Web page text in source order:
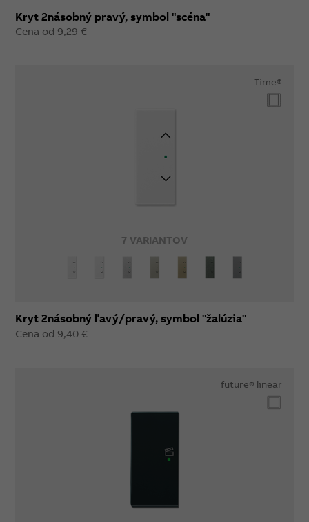
Kryt 2násobný pravý, symbol "scéna"
Cena od 9,29 €
7 VARIANTOV
Time®
Kryt 2násobný ľavý/pravý, symbol "žalúzia"
Cena od 9,40 €
future® linear